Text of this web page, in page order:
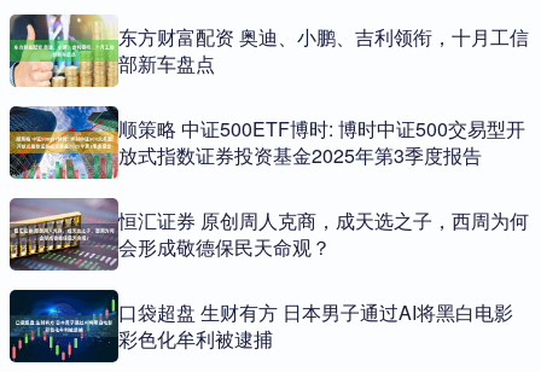
东方财富配资 奥迪、小鹏、吉利领衔，十月工信
部新车盘点
顺策略 中证500ETF博时: 博时中证500交易型开
放式指数证券投资基金2025年第3季度报告
恒汇证券 原创周人克商，成天选之子，西周为何
会形成敬德保民天命观？
口袋超盘 生财有方 日本男子通过AI将黑白电影
彩色化牟利被逮捕